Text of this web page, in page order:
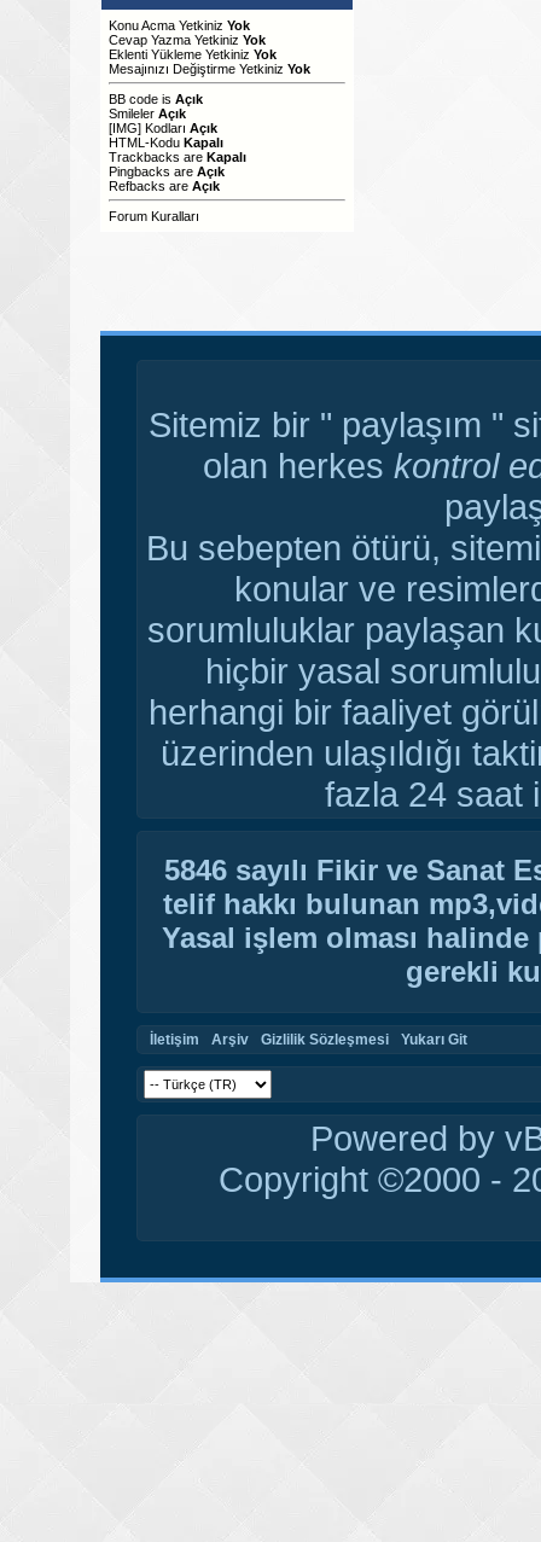
Konu Acma Yetkiniz Yok
Cevap Yazma Yetkiniz Yok
Eklenti Yükleme Yetkiniz Yok
Mesajınızı Değiştirme Yetkiniz Yok
BB code is Açık
Smileler Açık
[IMG] Kodları Açık
HTML-Kodu Kapalı
Trackbacks are Kapalı
Pingbacks are Açık
Refbacks are Açık
Forum Kuralları
Sitemiz bir " paylaşım "
olan herkes kontrol
Bu sebepten ötürü,
konular ve
sorumluluklar paylaşan
hiçbir yasal
herhangi bir faaliyet
üzerinden ulaşıldığı
fazla 24 saat
5846 sayılı Fikir ve Sanat
telif hakkı bulunan
Yasal işlem olması
gerekli
İletişim Arşiv Gizlilik Sözleşmesi Yukarı Git
Powered by
Copyright ©2000 -